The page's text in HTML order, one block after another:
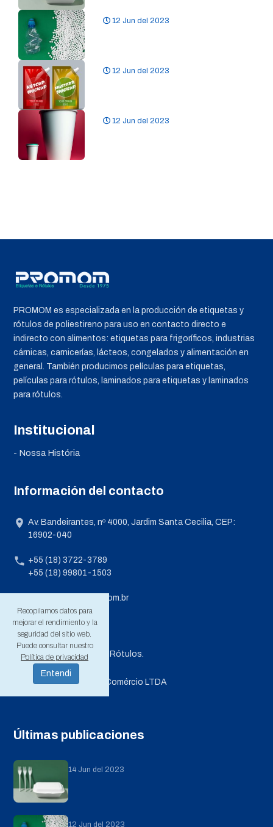
12 Jun del 2023
12 Jun del 2023
12 Jun del 2023
PROMOM es especializada en la producción de etiquetas y
rótulos de poliestireno para uso en contacto directo e
indirecto con alimentos: etiquetas para frigoríficos, industrias
cárnicas, carnicerías, lácteos, congelados y alimentación en
general. También producimos películas para etiquetas,
películas para rótulos, laminados para etiquetas y laminados
para rótulos.
Institucional
- Nossa História
Información del contacto
Av. Bandeirantes, nº 4000, Jardim Santa Cecilia, CEP:
16902-040
+55 (18) 3722-3789
+55 (18) 99801-1503
pedidos@promom.com.br
promom_etiquetas
Promom Etiquetas e Rótulos.
Promom Indústria e Comércio LTDA
Últimas publicaciones
14 Jun del 2023
12 Jun del 2023
Recopilamos datos para
mejorar el rendimiento y la
seguridad del sitio web.
Puede consultar nuestro
Política de privacidad